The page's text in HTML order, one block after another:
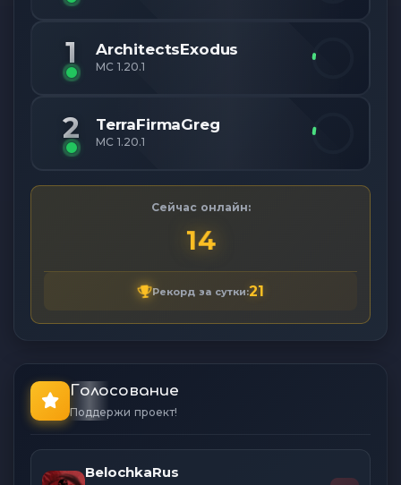
1 ArchitectsExodus
MC 1.20.1
2 TerraFirmaGreg
MC 1.20.1
Сейчас онлайн:
14
Рекорд за сутки:21
Голосование
Поддержи проект!
BelochkaRus